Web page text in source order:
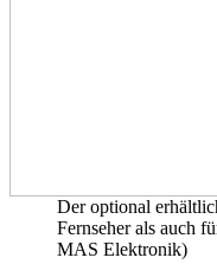
Der optional
Fernseher als auch
MAS Elektronik)